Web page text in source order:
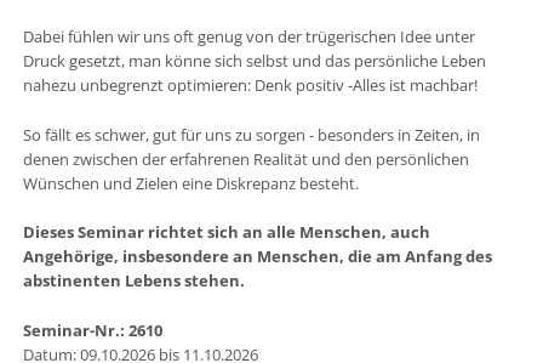
Dabei fühlen wir uns oft genug von der trügerischen Idee unter
Druck gesetzt, man könne sich selbst und das persönliche Leben
nahezu unbegrenzt optimieren: Denk positiv -Alles ist machbar!
So fällt es schwer, gut für uns zu sorgen - besonders in Zeiten, in
denen zwischen der erfahrenen Realität und den persönlichen
Wünschen und Zielen eine Diskrepanz besteht.
Dieses Seminar richtet sich an alle Menschen, auch
Angehörige, insbesondere an Menschen, die am Anfang des
abstinenten Lebens stehen.
Seminar-Nr.: 2610
Datum: 09.10.2026 bis 11.10.2026